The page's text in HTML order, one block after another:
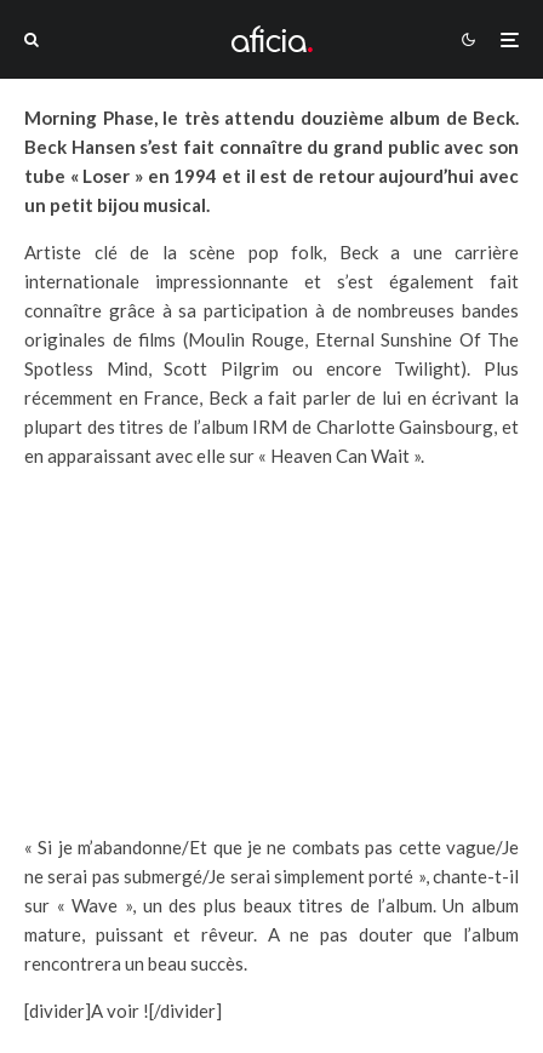
Morning Phase, le très attendu douzième album de Beck.
Beck Hansen s’est fait connaître du grand public avec son
tube « Loser » en 1994 et il est de retour aujourd’hui avec
un petit bijou musical.
Artiste clé de la scène pop folk, Beck a une carrière
internationale impressionnante et s’est également fait
connaître grâce à sa participation à de nombreuses bandes
originales de films (Moulin Rouge, Eternal Sunshine Of The
Spotless Mind, Scott Pilgrim ou encore Twilight). Plus
récemment en France, Beck a fait parler de lui en écrivant la
plupart des titres de l’album IRM de Charlotte Gainsbourg, et
en apparaissant avec elle sur « Heaven Can Wait ».
« Si je m’abandonne/Et que je ne combats pas cette vague/Je
ne serai pas submergé/Je serai simplement porté », chante-t-il
sur « Wave », un des plus beaux titres de l’album. Un album
mature, puissant et rêveur. A ne pas douter que l’album
rencontrera un beau succès.
[divider]A voir ![/divider]